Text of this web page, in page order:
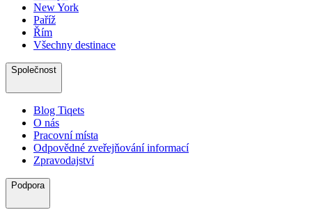
New York
Paříž
Řím
Všechny destinace
Společnost
Blog Tiqets
O nás
Pracovní místa
Odpovědné zveřejňování informací
Zpravodajství
Podpora